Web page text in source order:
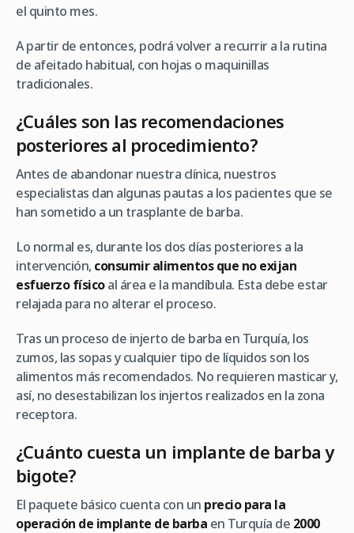
el quinto mes.
A partir de entonces, podrá volver a recurrir a la rutina
de afeitado habitual, con hojas o maquinillas
tradicionales.
¿Cuáles son las recomendaciones
posteriores al procedimiento?
Antes de abandonar nuestra clínica, nuestros
especialistas dan algunas pautas a los pacientes que se
han sometido a un trasplante de barba.
Lo normal es, durante los dos días posteriores a la
intervención, consumir alimentos que no exijan
esfuerzo físicoal área e la mandíbula. Esta debe estar
relajada para no alterar el proceso.
Tras un proceso de injerto de barba en Turquía, los
zumos, las sopas y cualquier tipo de líquidos son los
alimentos más recomendados. No requieren masticar y,
así, no desestabilizan los injertos realizados en la zona
receptora.
¿Cuánto cuesta un implante de barba y
bigote?
El paquete básico cuenta con un precio para la
operación de implante de barba en Turquía de 2000